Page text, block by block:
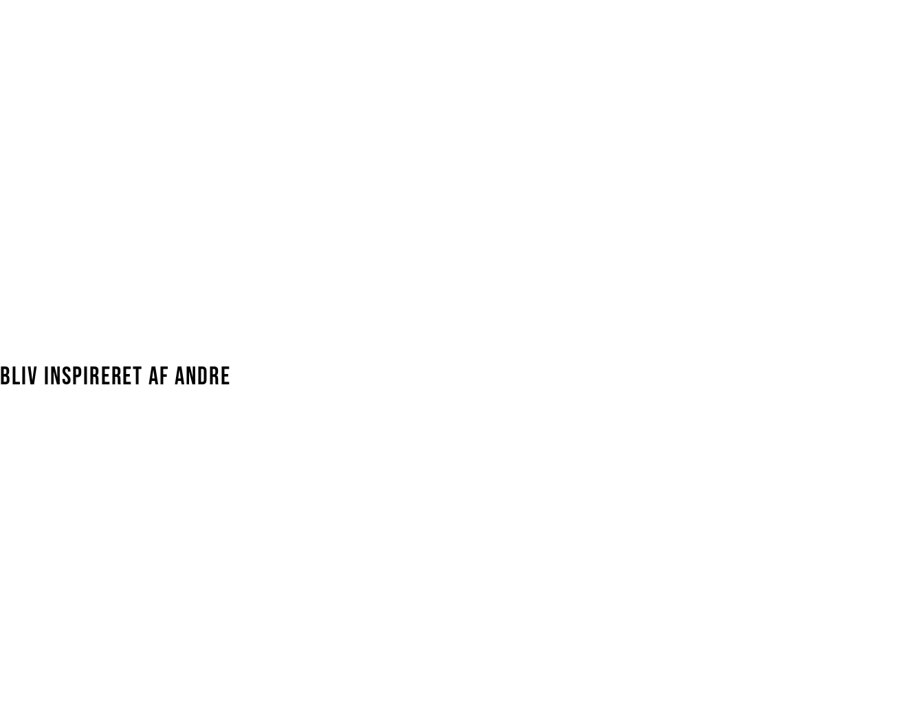
BLIV INSPIRERET AF ANDRE